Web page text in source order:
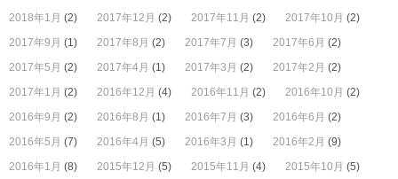
2018年1月 (2) 2017年12月 (2) 2017年11月 (2) 2017年10月 (2)
2017年9月 (1) 2017年8月 (2) 2017年7月 (3) 2017年6月 (2)
2017年5月 (2) 2017年4月 (1) 2017年3月 (2) 2017年2月 (2)
2017年1月 (2) 2016年12月 (4) 2016年11月 (2) 2016年10月 (2)
2016年9月 (2) 2016年8月 (1) 2016年7月 (3) 2016年6月 (2)
2016年5月 (7) 2016年4月 (5) 2016年3月 (1) 2016年2月 (9)
2016年1月 (8) 2015年12月 (5) 2015年11月 (4) 2015年10月 (5)